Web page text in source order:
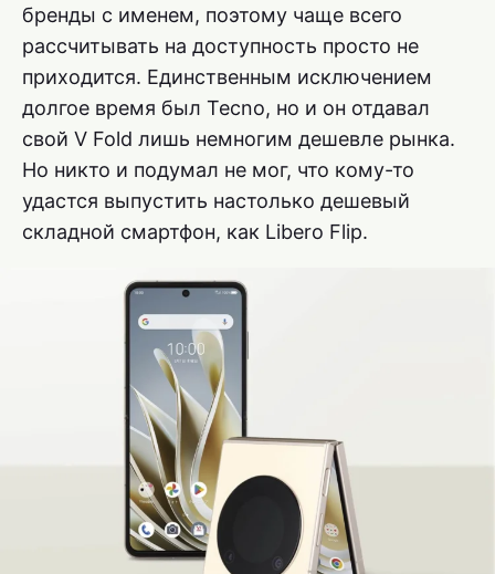
бренды с именем, поэтому чаще всего
рассчитывать на доступность просто не
приходится. Единственным исключением
долгое время был Tecno, но и он отдавал
свой V Fold лишь немногим дешевле рынка.
Но никто и подумал не мог, что кому-то
удастся выпустить настолько дешевый
складной смартфон, как Libero Flip.